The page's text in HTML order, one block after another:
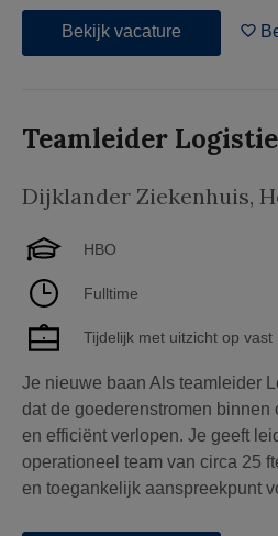
Bekijk vacature
Teamleider
Dijklander Ziekenhuis,
HBO
Fulltime
Tijdelijk met uitzicht op vast
Je nieuwe baan Als teamleider
dat de goederenstromen binnen
en efficiënt verlopen. Je geeft
operationeel team van circa 25
en toegankelijk aanspreekpunt